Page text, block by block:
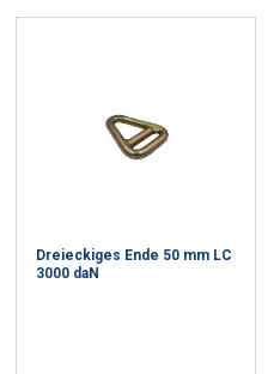
Dreieckiges Ende 50 mm LC
3000 daN